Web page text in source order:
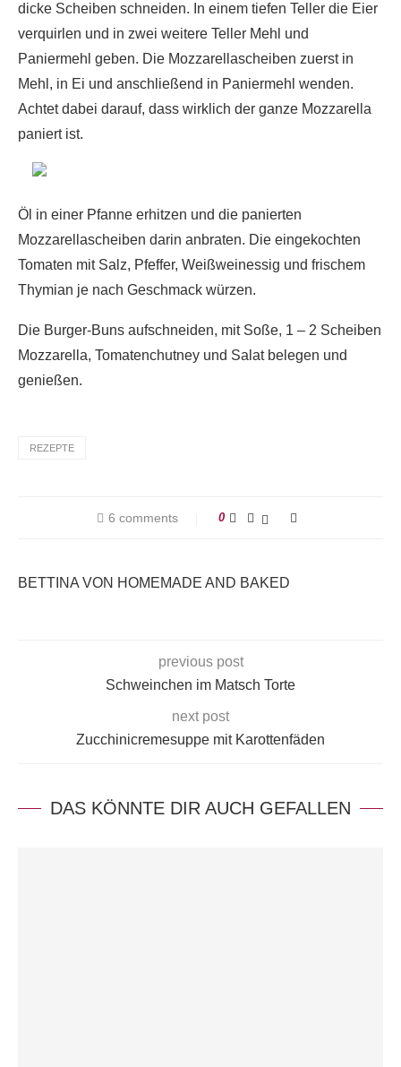
dicke Scheiben schneiden. In einem tiefen Teller die Eier
verquirlen und in zwei weitere Teller Mehl und
Paniermehl geben. Die Mozzarellascheiben zuerst in
Mehl, in Ei und anschließend in Paniermehl wenden.
Achtet dabei darauf, dass wirklich der ganze Mozzarella
paniert ist.
Öl in einer Pfanne erhitzen und die panierten
Mozzarellascheiben darin anbraten. Die eingekochten
Tomaten mit Salz, Pfeffer, Weißweinessig und frischem
Thymian je nach Geschmack würzen.
Die Burger-Buns aufschneiden, mit Soße, 1 – 2 Scheiben
Mozzarella, Tomatenchutney und Salat belegen und
genießen.
REZEPTE
6 comments 0
BETTINA VON HOMEMADE AND BAKED
previous post
Schweinchen im Matsch Torte
next post
Zucchinicremesuppe mit Karottenfäden
DAS KÖNNTE DIR AUCH GEFALLEN